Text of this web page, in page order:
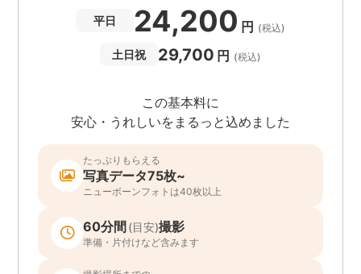
平日 24,200 円 (税込)
土日祝 29,700 円 (税込)
この基本料に
安心・うれしいをまるっと込めました
たっぷりもらえる
写真データ75枚~
ニューボーンフォトは40枚以上
60分間 (目安)撮影
準備・片付けなど含みます